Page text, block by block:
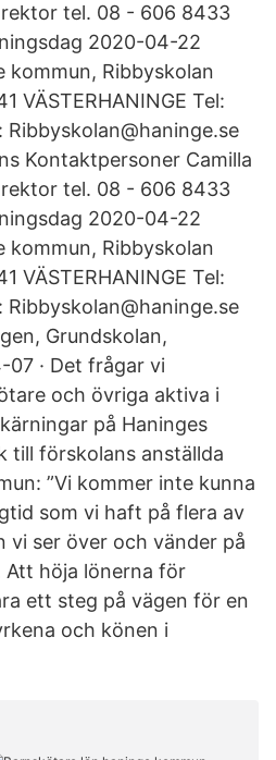
tel. 08 - 606 8433
2020-04-22
kommun, Ribbyskolan
VÄSTERHANINGE Tel:
Kontaktpersoner Camilla
tel. 08 - 606 8433
2020-04-22
kommun, Ribbyskolan
VÄSTERHANINGE Tel:
Grundskolan,
· Det frågar vi
och övriga aktiva i
på Haninges
till förskolans anställda
”Vi kommer inte kunna
som vi haft på flera av
vi ser över och vänder på
Att höja lönerna för
ett steg på vägen för en
och könen i